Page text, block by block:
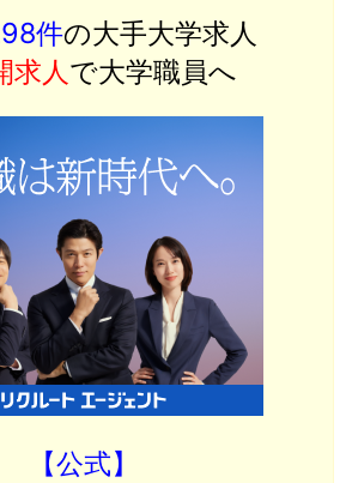
件の大手大学求人
求人で大学職員へ
【公式】